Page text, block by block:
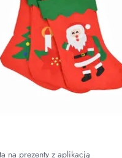
na prezenty z aplikacją